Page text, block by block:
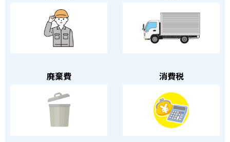
廃棄費 消費税